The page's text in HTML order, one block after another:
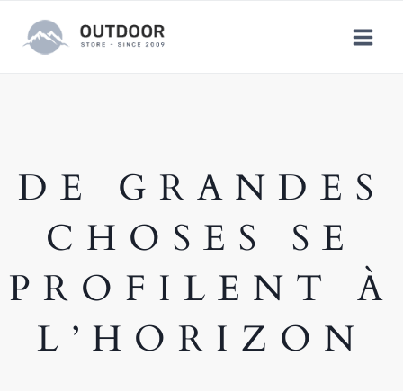
DE GRANDES
CHOSES SE
PROFILENT À
L’HORIZON